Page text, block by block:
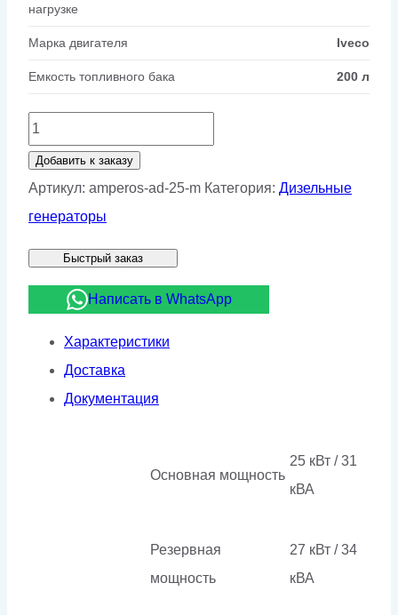
нагрузке
Марка двигателя Iveco
Емкость топливного бака 200 л
Количество
товара
Дизельный
генератор
AD
Добавить к заказу
Артикул: amperos-ad-25-m Категория: Дизельные
генераторы
Быстрый заказ
Написать в WhatsApp
Характеристики
Доставка
Документация
Основная мощность
25 кВт / 31
кВА
Резервная
мощность
27 кВт / 34
кВА